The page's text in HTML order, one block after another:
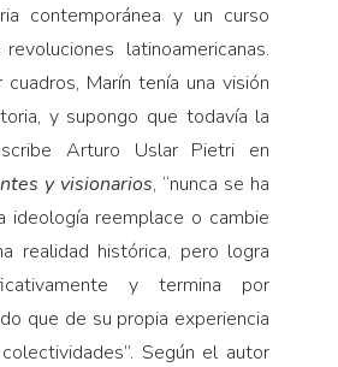
contemporánea y un curso
latinoamericanas.
Marín tenía una visión
y supongo que todavía la
Arturo Uslar Pietri en
y visionarios, “nunca se ha
ideología reemplace o cambie
realidad histórica, pero logra
y termina por
que de su propia experiencia
Según el autor